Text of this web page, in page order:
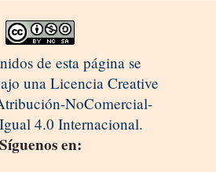
de esta página se
una Licencia Creative
NoComercial-
4.0 Internacional.
Síguenos en: